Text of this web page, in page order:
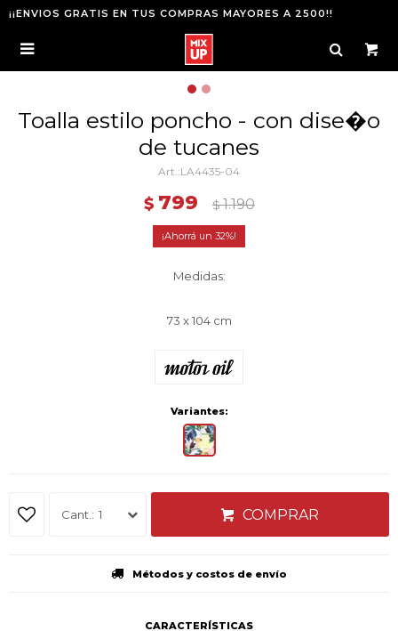
¡¡ENVIOS GRATIS EN TUS COMPRAS MAYORES A 2500!!

Toalla estilo poncho - con dise�o
de tucanes
LA4435-04
$ 799 $ 1.190
32
Medidas:
73 x 104 cm
Variantes:
1 COMPRAR
Métodos y costos de envío
CARACTERÍSTICAS